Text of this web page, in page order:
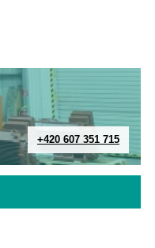
+420 607 351 715